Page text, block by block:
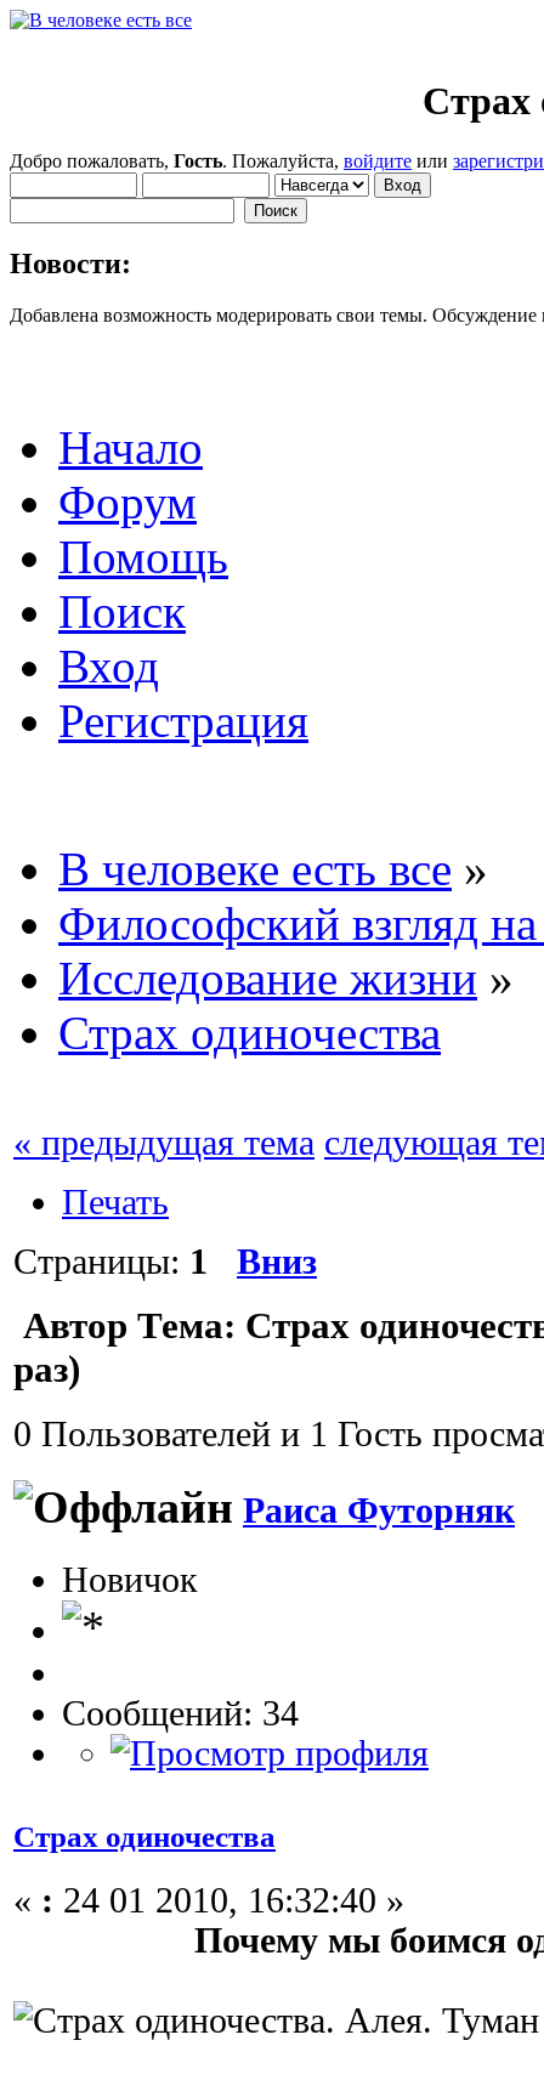
Страх
Добро пожаловать, Гость. Пожалуйста, войдите или
Новости:
Добавлена возможность модерировать свои темы.
Начало
Форум
Помощь
Поиск
Вход
Регистрация
В человеке есть все »
Философский взгляд
Исследование жизни »
Страх одиночества
« предыдущая тема следующая
Печать
Страницы: 1 Вниз
Автор Тема: Страх
раз)
0 Пользователей и 1 Гость
Раиса Футорняк
Новичок
Сообщений: 34
Страх одиночества
« : 24 01 2010, 16:32:40 »
Почему мы боимся